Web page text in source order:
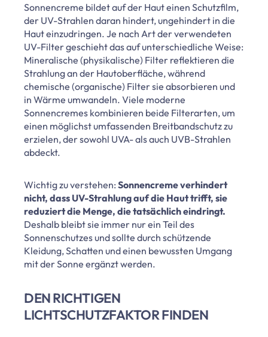
Sonnencreme bildet auf der Haut einen Schutzfilm,
der UV-Strahlen daran hindert, ungehindert in die
Haut einzudringen. Je nach Art der verwendeten
UV-Filter geschieht das auf unterschiedliche Weise:
Mineralische (physikalische) Filter reflektieren die
Strahlung an der Hautoberfläche, während
chemische (organische) Filter sie absorbieren und
in Wärme umwandeln. Viele moderne
Sonnencremes kombinieren beide Filterarten, um
einen möglichst umfassenden Breitbandschutz zu
erzielen, der sowohl UVA- als auch UVB-Strahlen
abdeckt.
Wichtig zu verstehen: Sonnencreme verhindert
nicht, dass UV-Strahlung auf die Haut trifft, sie
reduziert die Menge, die tatsächlich eindringt.
Deshalb bleibt sie immer nur ein Teil des
Sonnenschutzes und sollte durch schützende
Kleidung, Schatten und einen bewussten Umgang
mit der Sonne ergänzt werden.
DEN RICHTIGEN
LICHTSCHUTZFAKTOR FINDEN